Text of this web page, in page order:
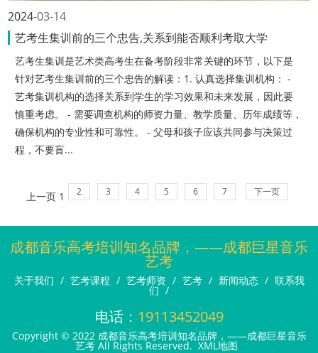
03-14
2024
艺考生集训前的三个忠告,关系到能否顺利考取大学
艺考生集训是艺术类高考生在备考阶段非常关键的环节，以下是
针对艺考生集训前的三个忠告的解读：1. 认真选择集训机构： -
艺考集训机构的选择关系到学生的学习效果和未来发展，因此要
慎重考虑。 - 需要调查机构的师资力量、教学质量、历年成绩等，
确保机构的专业性和可靠性。 - 父母和孩子应该共同参与决策过
程，不要盲...
上一页 1 2 3 4 5 6 7 下一页
成都音乐高考培训知名品牌，——成都巨星音乐
艺考
关于我们 / 艺考课程 / 艺考师资 / 艺考 / 新闻动态 / 联系我
们 /
电话： 19113452049
Copyright © 2022 成都音乐高考培训知名品牌，——成都巨星音乐
艺考 All Rights Reserved.XML地图